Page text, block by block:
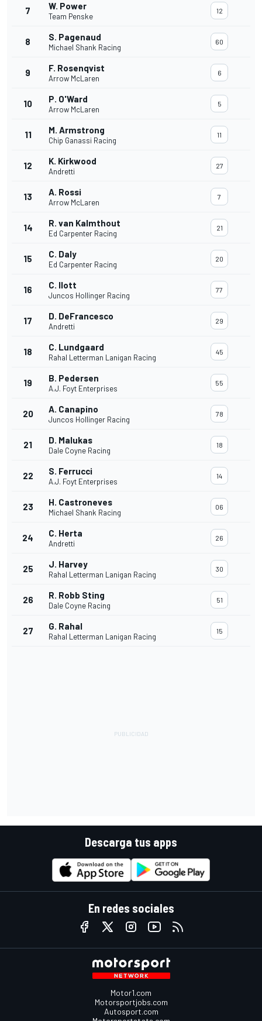
7 W. Power
Team Penske
12
8 S. Pagenaud
Michael Shank Racing
60
9 F. Rosenqvist
Arrow McLaren
6
10 P. O'Ward
Arrow McLaren
5
11 M. Armstrong
Chip Ganassi Racing
11
12 K. Kirkwood
Andretti
27
13 A. Rossi
Arrow McLaren
7
14 R. van Kalmthout
Ed Carpenter Racing
21
15 C. Daly
Ed Carpenter Racing
20
16 C. Ilott
Juncos Hollinger Racing
77
17 D. DeFrancesco
Andretti
29
18 C. Lundgaard
Rahal Letterman Lanigan Racing
45
19 B. Pedersen
A.J. Foyt Enterprises
55
20 A. Canapino
Juncos Hollinger Racing
78
21 D. Malukas
Dale Coyne Racing
18
22 S. Ferrucci
A.J. Foyt Enterprises
14
23 H. Castroneves
Michael Shank Racing
06
24 C. Herta
Andretti
26
25 J. Harvey
Rahal Letterman Lanigan Racing
30
26 R. Robb Sting
Dale Coyne Racing
51
27 G. Rahal
Rahal Letterman Lanigan Racing
15
Descarga tus apps
En redes sociales
Motor1.com
Motorsportjobs.com
Autosport.com